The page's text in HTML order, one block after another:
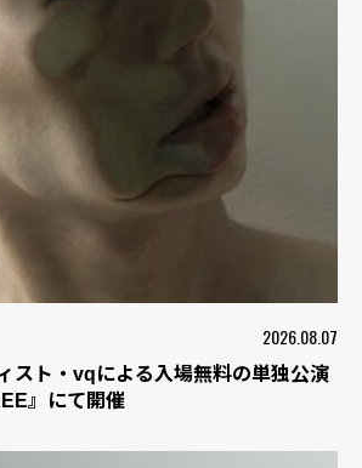
2026.08.07
スト・vqによる入場無料の単独公演
』にて開催